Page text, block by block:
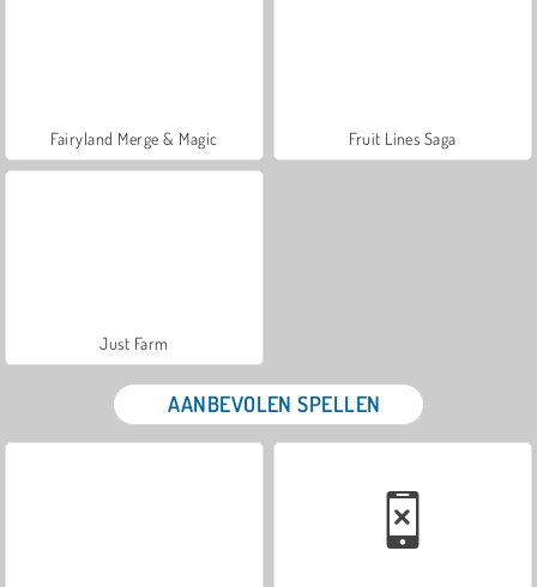
Fairyland Merge & Magic Fruit Lines Saga
Just Farm
AANBEVOLEN SPELLEN